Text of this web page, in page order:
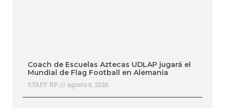
Coach de Escuelas Aztecas UDLAP jugará el
Mundial de Flag Football en Alemania
STAFF RP agosto 6, 2026